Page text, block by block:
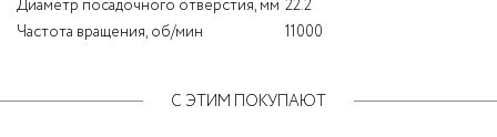
Диаметр посадочного отверстия, мм 22.2
Частота вращения, об/мин
11000
С ЭТИМ ПОКУПАЮТ